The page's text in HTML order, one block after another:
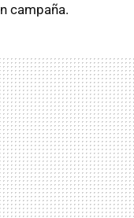
campaña.